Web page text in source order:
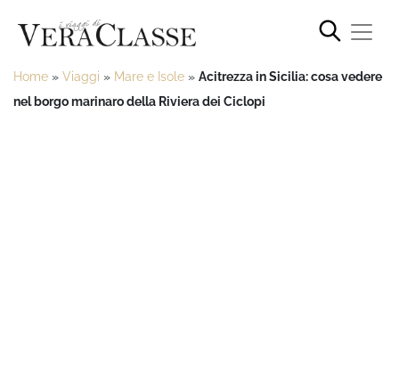
Home » Viaggi » Mare e Isole » Acitrezza in Sicilia: cosa vedere
nel borgo marinaro della Riviera dei Ciclopi